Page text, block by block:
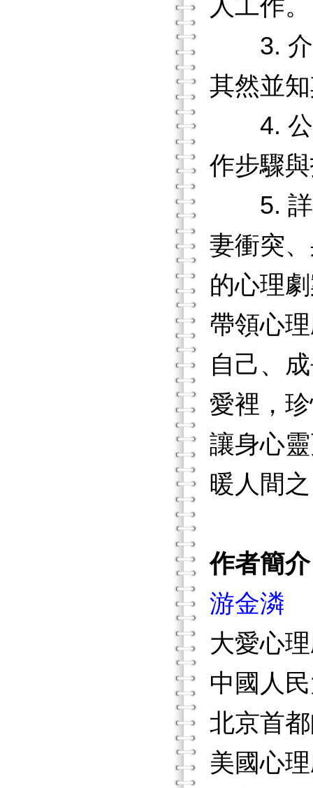
人工作。
3. 介
其然並
4. 公
作步驟
5. 詳
妻衝突
的心理
帶領心
自己、
愛裡，
讓身心
暖人間
作者簡介
游金潾
大愛心
中國人
北京首
美國心